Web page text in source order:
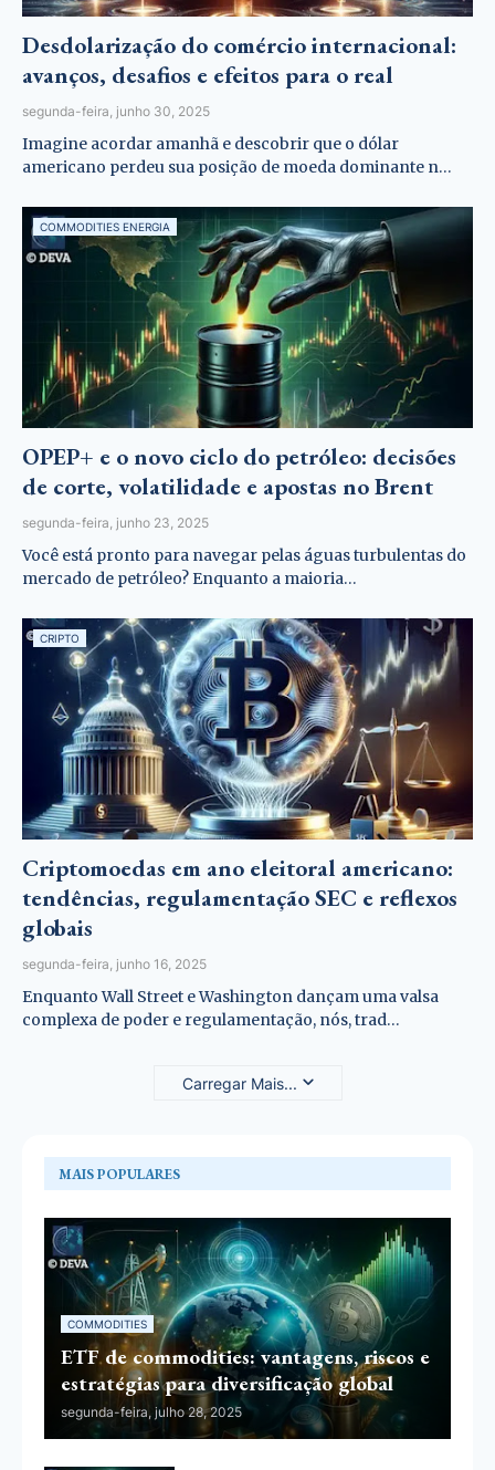
Desdolarização do comércio internacional:
avanços, desafios e efeitos para o real
segunda-feira, junho 30, 2025
Imagine acordar amanhã e descobrir que o dólar
americano perdeu sua posição de moeda dominante n…
COMMODITIES ENERGIA
OPEP+ e o novo ciclo do petróleo: decisões
de corte, volatilidade e apostas no Brent
segunda-feira, junho 23, 2025
Você está pronto para navegar pelas águas turbulentas do
mercado de petróleo? Enquanto a maioria…
CRIPTO
Criptomoedas em ano eleitoral americano:
tendências, regulamentação SEC e reflexos
globais
segunda-feira, junho 16, 2025
Enquanto Wall Street e Washington dançam uma valsa
complexa de poder e regulamentação, nós, trad…
Carregar Mais...
MAIS POPULARES
COMMODITIES
ETF de commodities: vantagens, riscos e
estratégias para diversificação global
segunda-feira, julho 28, 2025